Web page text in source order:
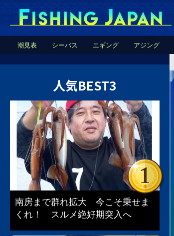
潮見表 シーバス エギング アジング
人気BEST3
南房まで群れ拡大 今こそ乗せま
くれ！ スルメ絶好期突入へ